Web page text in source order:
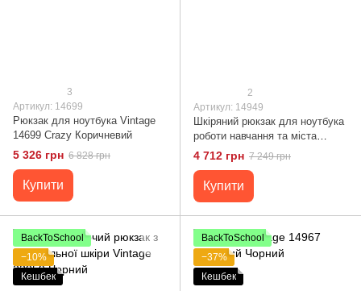
3
Артикул: 14699
Рюкзак для ноутбука Vintage
14699 Crazy Коричневий
5 326 грн 6 828 грн
Купити
2
Артикул: 14949
Шкіряний рюкзак для ноутбука
роботи навчання та міста
Vintage 14949 Чорний
4 712 грн 7 249 грн
Купити
BackToSchool
−10%
Кешбек
BackToSchool
−37%
Кешбек